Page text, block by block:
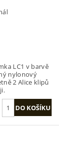
LC1 v barvě
nylonový
2 Alice klipů